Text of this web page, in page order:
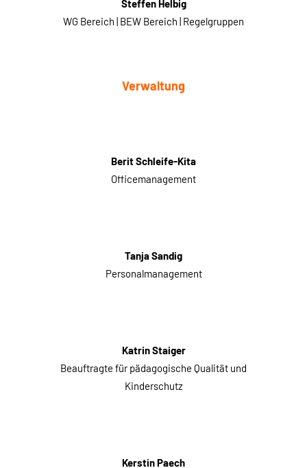
Steffen Helbig
WG Bereich | BEW Bereich | Regelgruppen
Verwaltung
Berit Schleife-Kita
Officemanagement
Tanja Sandig
Personalmanagement
Katrin Staiger
Beauftragte für pädagogische Qualität und
Kinderschutz
Kerstin Paech